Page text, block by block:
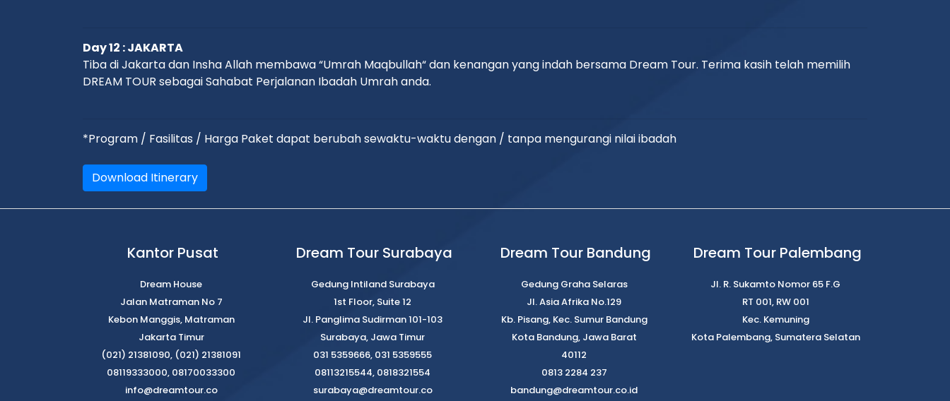
Day 12 : JAKARTA
Tiba di Jakarta dan Insha Allah membawa “Umrah Maqbullah“ dan kenangan yang indah bersama Dream Tour. Terima kasih telah memilih
DREAM TOUR sebagai Sahabat Perjalanan Ibadah Umrah anda.
*Program / Fasilitas / Harga Paket dapat berubah sewaktu-waktu dengan / tanpa mengurangi nilai ibadah
Download Itinerary
Kantor Pusat
Dream House
Jalan Matraman No 7
Kebon Manggis, Matraman
Jakarta Timur
(021) 21381090, (021) 21381091
08119333000, 08170033300
info@dreamtour.co
Dream Tour Surabaya
Gedung Intiland Surabaya
1st Floor, Suite 12
Jl. Panglima Sudirman 101-103
Surabaya, Jawa Timur
031 5359666, 031 5359555
08113215544, 0818321554
surabaya@dreamtour.co
Dream Tour Bandung
Gedung Graha Selaras
Jl. Asia Afrika No.129
Kb. Pisang, Kec. Sumur Bandung
Kota Bandung, Jawa Barat
40112
0813 2284 237
bandung@dreamtour.co.id
Dream Tour Palembang
Jl. R. Sukamto Nomor 65 F.G
RT 001, RW 001
Kec. Kemuning
Kota Palembang, Sumatera Selatan